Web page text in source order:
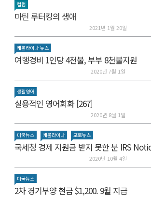
컬럼
마틴 루터킹의 생애
2021년 1월 20일
캐롤라이나 뉴스
여행경비 1인당 4천불, 부부 8천불지원
2020년 7월 1일
생활영어
실용적인 영어회화 [267]
2020년 8월 1일
미국뉴스 캐롤라이나 포토뉴스
국세청 경제 지원금 받지 못한 분 IRS
2020년 10월 4일
미국뉴스
2차 경기부양 현금 $1,200. 9월 지급